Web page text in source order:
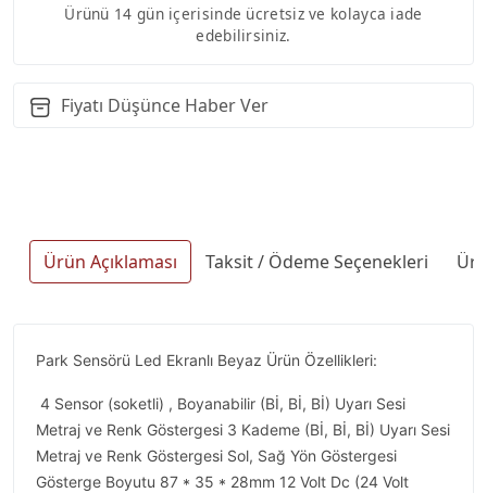
Ürünü 14 gün içerisinde ücretsiz ve kolayca iade
edebilirsiniz.
Fiyatı Düşünce Haber Ver
Ürün Açıklaması Taksit / Ödeme Seçenekleri
Park Sensörü Led Ekranlı Beyaz Ürün Özellikleri:
4 Sensor (soketli) , Boyanabilir (Bİ, Bİ, Bİ) Uyarı Sesi
Metraj ve Renk Göstergesi 3 Kademe (Bİ, Bİ, Bİ) Uyarı Sesi
Metraj ve Renk Göstergesi Sol, Sağ Yön Göstergesi
Gösterge Boyutu 87 * 35 * 28mm 12 Volt Dc (24 Volt